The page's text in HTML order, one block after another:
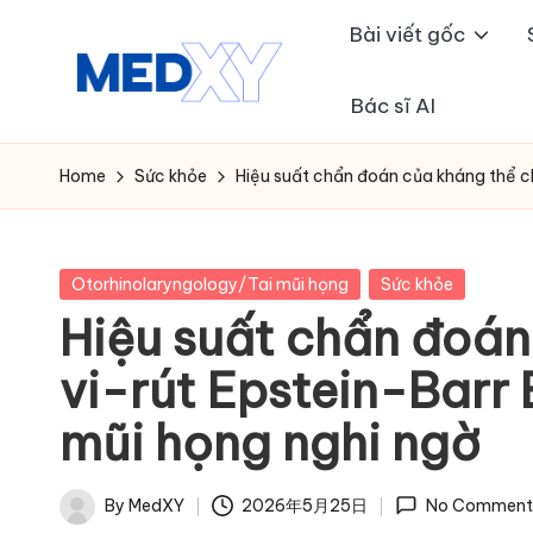
M
e
x
y
A
I
Bài viết gốc
Bác sĩ AI
Home Sức khỏe Hiệu suất chẩn đoán của kháng thể
Posted
Otorhinolaryngology/Tai mũi họng Sức khỏe
Hiệu suất chẩn
vi-rút Epstein-Barr
mũi họng nghi ngờ
Posted
By MedXY 2026年5月25日 No